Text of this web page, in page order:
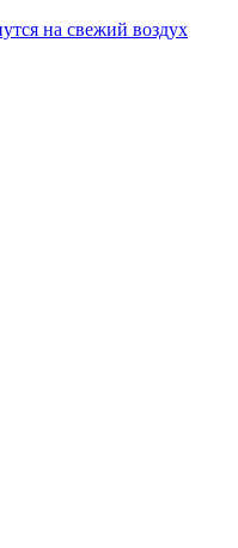
на свежий воздух